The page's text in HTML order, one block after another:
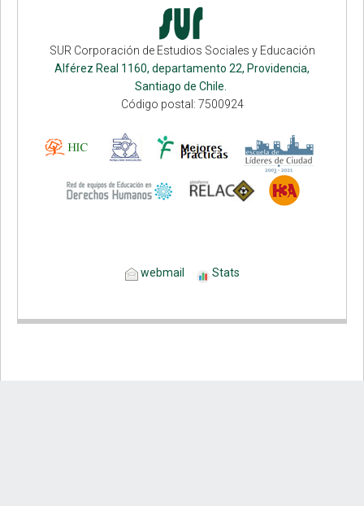
SUR Corporación de Estudios Sociales y Educación
Alférez Real 1160, departamento 22, Providencia,
Santiago de Chile.
Código postal: 7500924
webmail Stats